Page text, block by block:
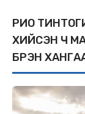
РИО
ХИЙСЭН Ч
БҮРЭН